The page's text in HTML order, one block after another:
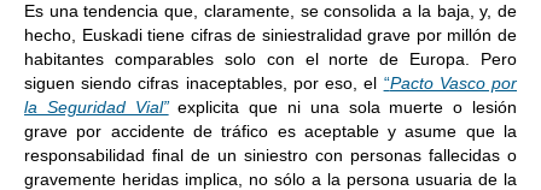
Es una tendencia que, claramente, se consolida a la baja, y, de
hecho, Euskadi tiene cifras de siniestralidad grave por millón de
habitantes comparables solo con el norte de Europa. Pero
siguen siendo cifras inaceptables, por eso, el “Pacto Vasco por
la Seguridad Vial”explicita que ni una sola muerte o lesión
grave por accidente de tráfico es aceptable y asume que la
responsabilidad final de un siniestro con personas fallecidas o
gravemente heridas implica, no sólo a la persona usuaria de la